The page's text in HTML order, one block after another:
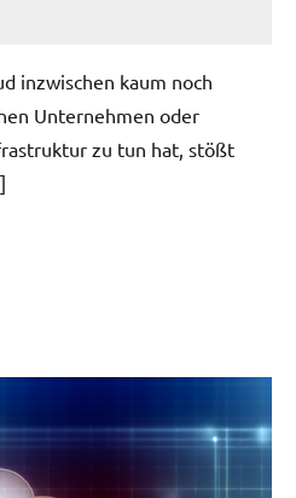
inzwischen kaum noch
Unternehmen oder
zu tun hat, stößt